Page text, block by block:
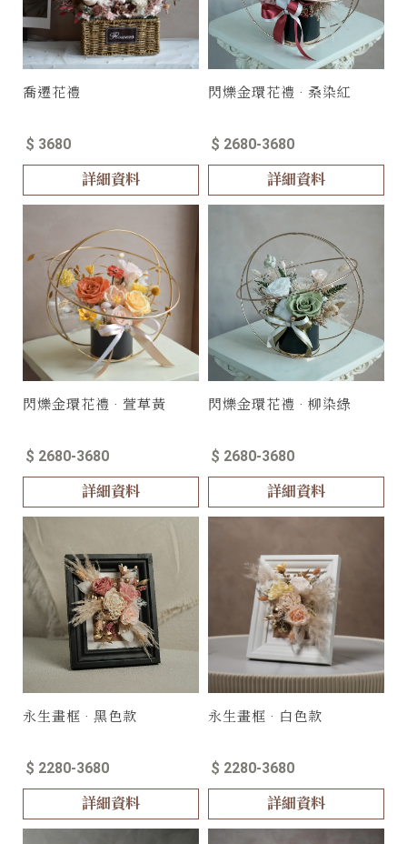
喬遷花禮
$ 3680
詳細資料
閃爍金環花禮 · 桑染紅
$ 2680-3680
詳細資料
閃爍金環花禮 · 萱草黃
$ 2680-3680
詳細資料
閃爍金環花禮 · 柳染綠
$ 2680-3680
詳細資料
永生畫框 · 黑色款
$ 2280-3680
詳細資料
永生畫框 · 白色款
$ 2280-3680
詳細資料